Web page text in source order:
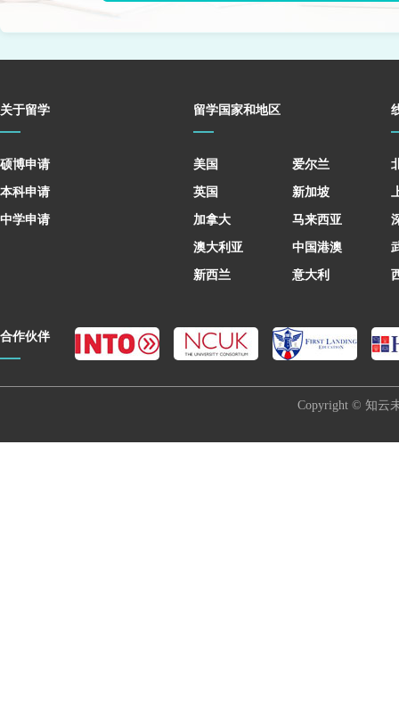
关于留学
硕博申请
本科申请
中学申请
留学国家和地区
美国
英国
加拿大
澳大利亚
新西兰
爱尔兰
新加坡
马来西亚
中国港澳
意大利
合作伙伴
Copyright © 知云